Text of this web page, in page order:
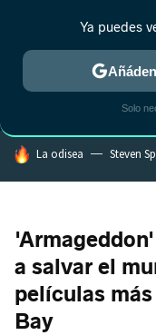
MENÚ
ESTRENOS
HOY SE HABLA DE
La odisea Steven
a salvar el
películas
Bay
Ya puedes
Solo